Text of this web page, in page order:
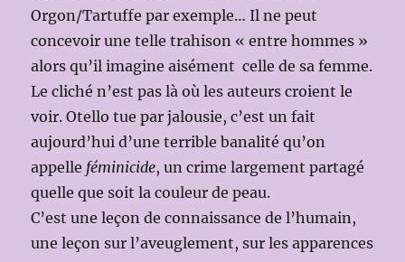
Orgon/Tartuffe par exemple… Il ne peut
concevoir une telle trahison « entre hommes »
alors qu’il imagine aisément celle de sa femme.
Le cliché n’est pas là où les auteurs croient le
voir. Otello tue par jalousie, c’est un fait
aujourd’hui d’une terrible banalité qu’on
appelle féminicide, un crime largement partagé
quelle que soit la couleur de peau.
C’est une leçon de connaissance de l’humain,
une leçon sur l’aveuglement, sur les apparences